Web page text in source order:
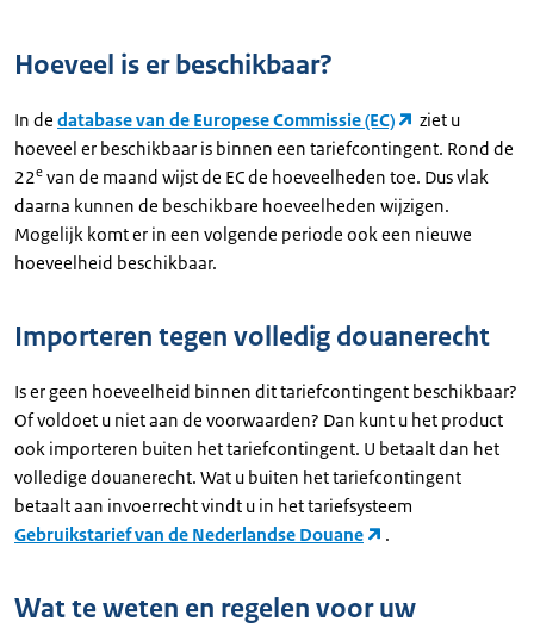
Hoeveel is er beschikbaar?
In de database van de Europese Commissie (EC)
ziet u
hoeveel er beschikbaar is binnen een tariefcontingent. Rond de
22e van de maand wijst de EC de hoeveelheden toe. Dus vlak
daarna kunnen de beschikbare hoeveelheden wijzigen.
Mogelijk komt er in een volgende periode ook een nieuwe
hoeveelheid beschikbaar.
Importeren tegen volledig douanerecht
Is er geen hoeveelheid binnen dit tariefcontingent beschikbaar?
Of voldoet u niet aan de voorwaarden? Dan kunt u het product
ook importeren buiten het tariefcontingent. U betaalt dan het
volledige douanerecht. Wat u buiten het tariefcontingent
betaalt aan invoerrecht vindt u in het tariefsysteem
Gebruikstarief van de Nederlandse Douane
.
Wat te weten en regelen voor uw